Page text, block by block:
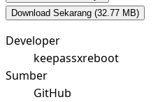
Download Sekarang (32.77 MB)
Developer
keepassxreboot
Sumber
GitHub